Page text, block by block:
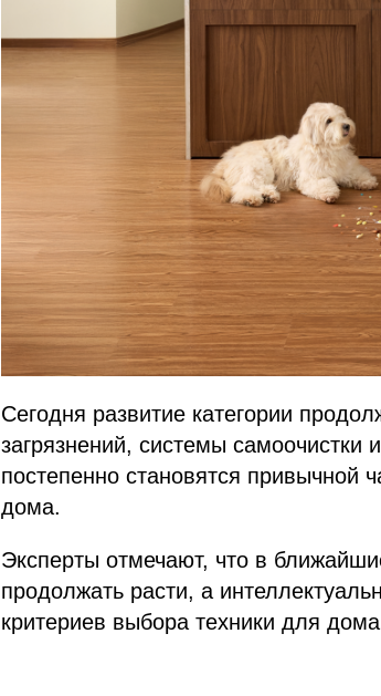
Сегодня развитие категории
загрязнений, системы
постепенно становятся привычной
дома.
Эксперты отмечают, что в
продолжать расти, а
критериев выбора техники для